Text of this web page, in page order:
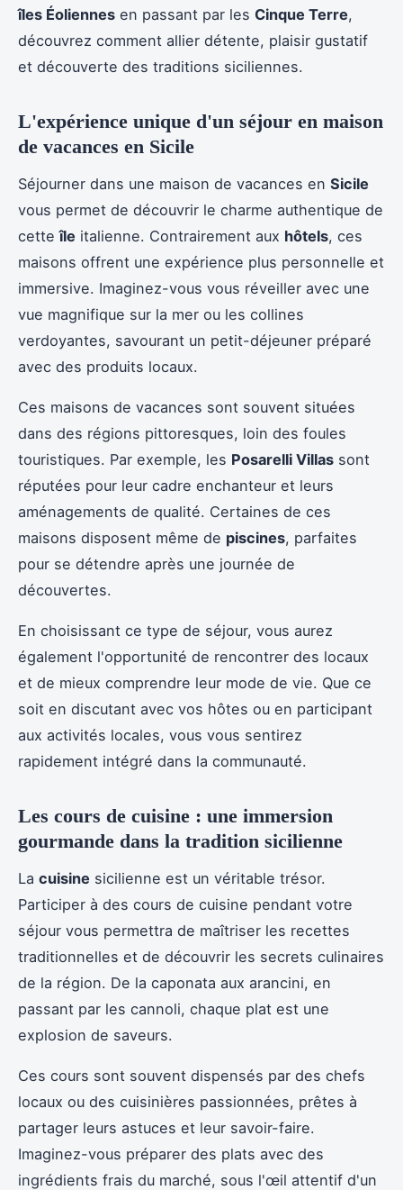
îles Éoliennes en passant par les Cinque Terre,
découvrez comment allier détente, plaisir gustatif
et découverte des traditions siciliennes.
L'expérience unique d'un séjour en maison
de vacances en Sicile
Séjourner dans une maison de vacances en Sicile
vous permet de découvrir le charme authentique de
cetteîle italienne. Contrairement aux hôtels, ces
maisons offrent une expérience plus personnelle et
immersive. Imaginez-vous vous réveiller avec une
vue magnifique sur la mer ou les collines
verdoyantes, savourant un petit-déjeuner préparé
avec des produits locaux.
Ces maisons de vacances sont souvent situées
dans des régions pittoresques, loin des foules
touristiques. Par exemple, les Posarelli Villas sont
réputées pour leur cadre enchanteur et leurs
aménagements de qualité. Certaines de ces
maisons disposent même de piscines, parfaites
pour se détendre après une journée de
découvertes.
En choisissant ce type de séjour, vous aurez
également l'opportunité de rencontrer des locaux
et de mieux comprendre leur mode de vie. Que ce
soit en discutant avec vos hôtes ou en participant
aux activités locales, vous vous sentirez
rapidement intégré dans la communauté.
Les cours de cuisine : une immersion
gourmande dans la tradition sicilienne
La cuisine sicilienne est un véritable trésor.
Participer à des cours de cuisine pendant votre
séjour vous permettra de maîtriser les recettes
traditionnelles et de découvrir les secrets culinaires
de la région. De la caponata aux arancini, en
passant par les cannoli, chaque plat est une
explosion de saveurs.
Ces cours sont souvent dispensés par des chefs
locaux ou des cuisinières passionnées, prêtes à
partager leurs astuces et leur savoir-faire.
Imaginez-vous préparer des plats avec des
ingrédients frais du marché, sous l'œil attentif d'un